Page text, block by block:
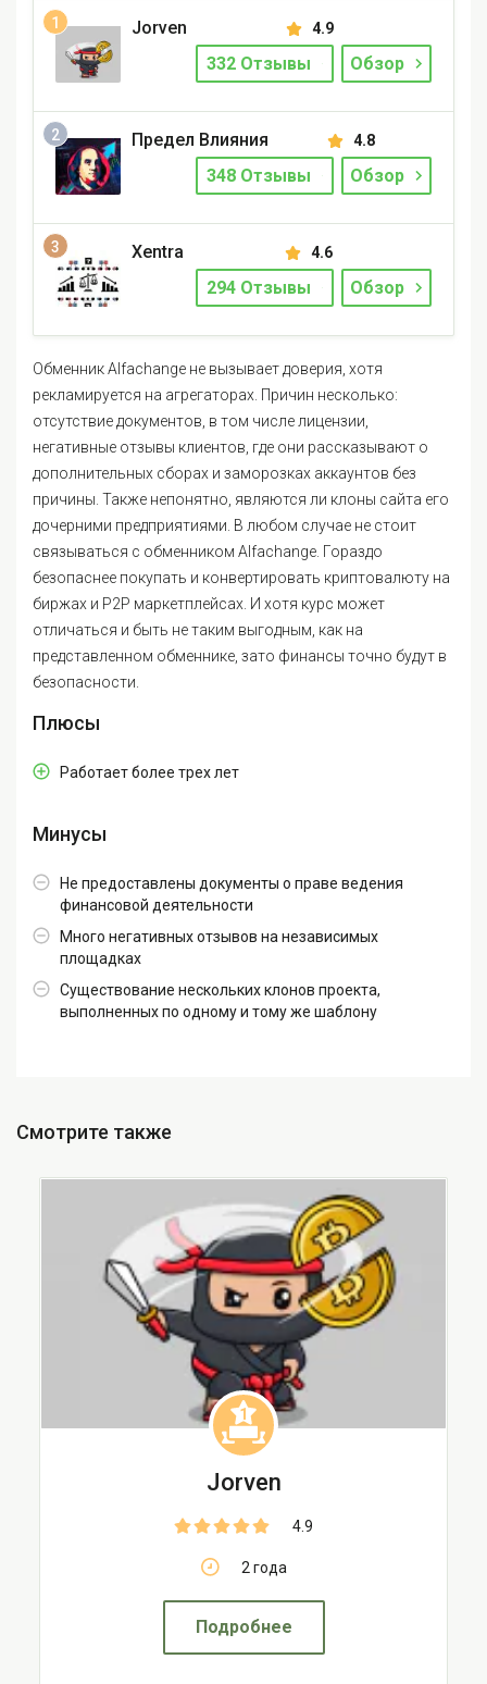
Jorven 4.9
332 Отзывы Обзор
Предел Влияния 4.8
348 Отзывы Обзор
Xentra 4.6
294 Отзывы Обзор
Обменник Alfachange не вызывает доверия, хотя
рекламируется на агрегаторах. Причин несколько:
отсутствие документов, в том числе лицензии,
негативные отзывы клиентов, где они рассказывают о
дополнительных сборах и заморозках аккаунтов без
причины. Также непонятно, являются ли клоны сайта его
дочерними предприятиями. В любом случае не стоит
связываться с обменником Alfachange. Гораздо
безопаснее покупать и конвертировать криптовалюту на
биржах и P2P маркетплейсах. И хотя курс может
отличаться и быть не таким выгодным, как на
представленном обменнике, зато финансы точно будут в
безопасности.
Плюсы
Работает более трех лет
Минусы
Не предоставлены документы о праве ведения
финансовой деятельности
Много негативных отзывов на независимых
площадках
Существование нескольких клонов проекта,
выполненных по одному и тому же шаблону
Смотрите также
1
Jorven
4.9
2 года
Подробнее